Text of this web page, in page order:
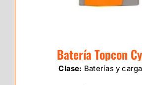
Batería Topcon
Clase: Baterías y